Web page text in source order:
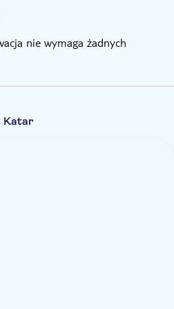
nie wymaga żadnych
Katar